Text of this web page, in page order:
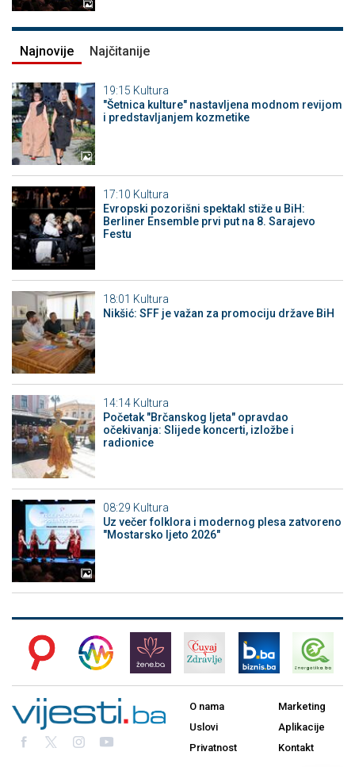
Najnovije Najčitanije
19:15 Kultura
"Šetnica kulture" nastavljena modnom revijom
i predstavljanjem kozmetike
17:10 Kultura
Evropski pozorišni spektakl stiže u BiH:
Berliner Ensemble prvi put na 8. Sarajevo
Festu
18:01 Kultura
Nikšić: SFF je važan za promociju države BiH
14:14 Kultura
Početak "Brčanskog ljeta" opravdao
očekivanja: Slijede koncerti, izložbe i
radionice
08:29 Kultura
Uz večer folklora i modernog plesa zatvoreno
"Mostarsko ljeto 2026"
O nama
Uslovi
Privatnost
Marketing
Aplikacije
Kontakt